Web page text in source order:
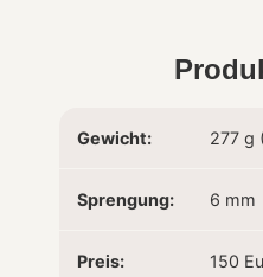
Gewicht: 277 g
Sprengung: 6 mm
Preis: 150